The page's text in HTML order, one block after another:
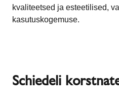
kvaliteetsed ja esteetilised,
kasutuskogemuse.
Schiedeli